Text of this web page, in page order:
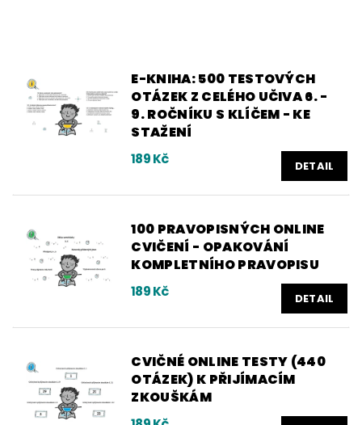
E-KNIHA: 500 TESTOVÝCH
OTÁZEK Z CELÉHO UČIVA 6. -
9. ROČNÍKU S KLÍČEM - KE
STAŽENÍ
189 Kč DETAIL
100 PRAVOPISNÝCH ONLINE
CVIČENÍ - OPAKOVÁNÍ
KOMPLETNÍHO PRAVOPISU
189 Kč DETAIL
CVIČNÉ ONLINE TESTY (440
OTÁZEK) K PŘIJÍMACÍM
ZKOUŠKÁM